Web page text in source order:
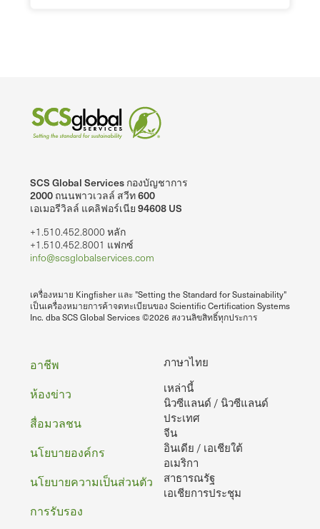
SCS Global Services กองบัญชาการ
2000 ถนนพาวเวลล์ สวีท 600
เอเมอรีวิลล์ แคลิฟอร์เนีย 94608 US
+1.510.452.8000 หลัก
+1.510.452.8001 แฟกซ์
info@scsglobalservices.com
เครื่องหมาย Kingfisher และ "Setting the Standard for Sustainability"
เป็นเครื่องหมายการค้าจดทะเบียนของ Scientific Certification Systems
Inc. dba SCS Global Services ©2026 สงวนลิขสิทธิ์ทุกประการ
ภาษาไทย
เหล่านี้
นิวซีแลนด์ / นิวซีแลนด์
ประเทศ
จีน
อินเดีย / เอเชียใต้
อเมริกา
สาธารณรัฐ
เอเชียการประชุม
ท้าย
กระดาษ
อาชีพ
ห้องข่าว
สื่อมวลชน
นโยบายองค์กร
นโยบายความเป็นส่วนตัว
การรับรอง